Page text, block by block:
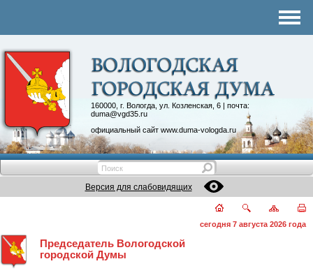
160000, г. Вологда, ул. Козленская, 6 | почта:
duma@vgd35.ru
официальный сайт www.duma-vologda.ru
Контакты
Депутатские объединения
Версия для слабовидящих
сегодня 7 августа 2026 года
Председатель Вологодской
городской Думы